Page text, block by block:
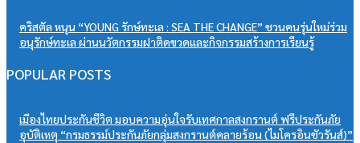
คริสตัล หนุน “YOUNG รักษ์ทะเล : SEA THE CHANGE” ชวนคนรุ่นใหม่ร่วม
อนุรักษ์ทะเล ผ่านนวัตกรรมฝาติดขวดและกิจกรรมสร้างการเรียนรู้
POPULAR POSTS
เมืองไทยประกันชีวิต มอบความอุ่นใจรับเทศกาลสงกรานต์ ฟรีประกันภัย
อุบัติเหตุ “กรมธรรม์ประกันภัยกลุ่มสงกรานต์คลายร้อน (ไมโครอินชัวรันส์)”